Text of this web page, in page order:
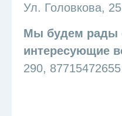
Ул. Головкова, 25
Мы будем рады
интересующие
290, 87715472655